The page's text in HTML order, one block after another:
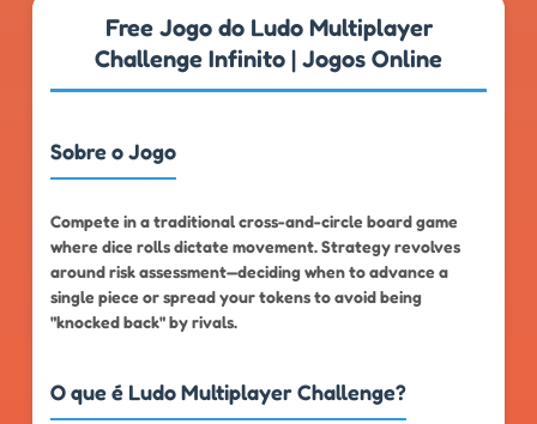
Free Jogo do Ludo Multiplayer
Challenge Infinito | Jogos Online
Sobre o Jogo
Compete in a traditional cross-and-circle board game
where dice rolls dictate movement. Strategy revolves
around risk assessment—deciding when to advance a
single piece or spread your tokens to avoid being
"knocked back" by rivals.
O que é Ludo Multiplayer Challenge?